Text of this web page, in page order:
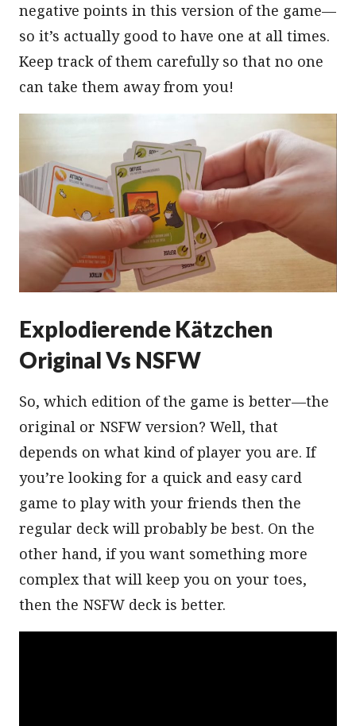
negative points in this version of the game—
so it’s actually good to have one at all times.
Keep track of them carefully so that no one
can take them away from you!
Explodierende Kätzchen
Original Vs NSFW
So, which edition of the game is better—the
original or NSFW version? Well, that
depends on what kind of player you are. If
you’re looking for a quick and easy card
game to play with your friends then the
regular deck will probably be best. On the
other hand, if you want something more
complex that will keep you on your toes,
then the NSFW deck is better.